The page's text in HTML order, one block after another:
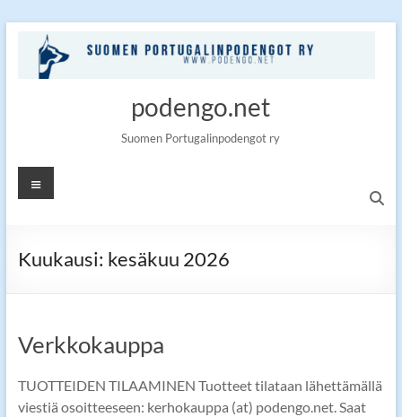
content
podengo.net
Suomen Portugalinpodengot ry
Valikko
Kuukausi: kesäkuu 2026
Verkkokauppa
TUOTTEIDEN TILAAMINEN Tuotteet tilataan lähettämällä
viestiä osoitteeseen: kerhokauppa (at) podengo.net. Saat